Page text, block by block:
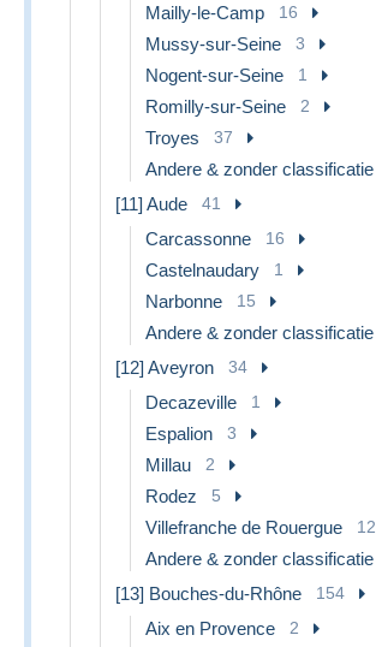
Mailly-le-Camp 16
Mussy-sur-Seine 3
Nogent-sur-Seine 1
Romilly-sur-Seine 2
Troyes 37
Andere & zonder classificatie
[11] Aude 41
Carcassonne 16
Castelnaudary 1
Narbonne 15
Andere & zonder classificatie
[12] Aveyron 34
Decazeville 1
Espalion 3
Millau 2
Rodez 5
Villefranche de Rouergue 12
Andere & zonder classificatie
[13] Bouches-du-Rhône 154
Aix en Provence 2